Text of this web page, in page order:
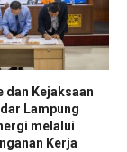
dan Kejaksaan
Lampung
melalui
Kerja